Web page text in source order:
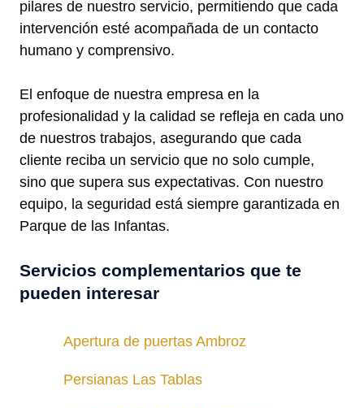
pilares de nuestro servicio, permitiendo que cada
intervención esté acompañada de un contacto
humano y comprensivo.
El enfoque de nuestra empresa en la
profesionalidad y la calidad se refleja en cada uno
de nuestros trabajos, asegurando que cada
cliente reciba un servicio que no solo cumple,
sino que supera sus expectativas. Con nuestro
equipo, la seguridad está siempre garantizada en
Parque de las Infantas.
Servicios complementarios que te
pueden interesar
Apertura de puertas Ambroz
Persianas Las Tablas